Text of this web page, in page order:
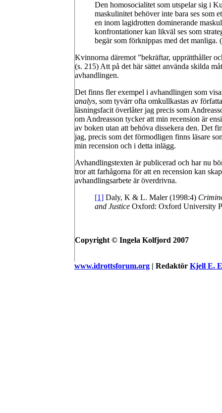
Den homosocialitet som utspelar sig i
maskulinitet behöver inte bara ses som
en inom lagidrotten dominerande
konfrontationer kan likväl ses som
begär som förknippas med det manliga.
Kvinnorna däremot ”bekräftar, upprätthåller
(s. 215) Att på det här sättet använda skilda
avhandlingen.
Det finns fler exempel i avhandlingen som
analys, som tyvärr ofta omkullkastas av
läsningsfacit överlåter jag precis som
om Andreasson tycker att min recension är
av boken utan att behöva dissekera den. Det
jag, precis som det förmodligen finns läsare
min recension och i detta inlägg.
Avhandlingstexten är publicerad och har nu
tror att farhågorna för att en recension kan
avhandlingsarbete är överdrivna.
[1] Daly, K & L. Maler (1998:4)
and Justice Oxford: Oxford University
Copyright © Ingela Kolfjord 2007
www.idrottsforum.org | Redaktör Kjell E.